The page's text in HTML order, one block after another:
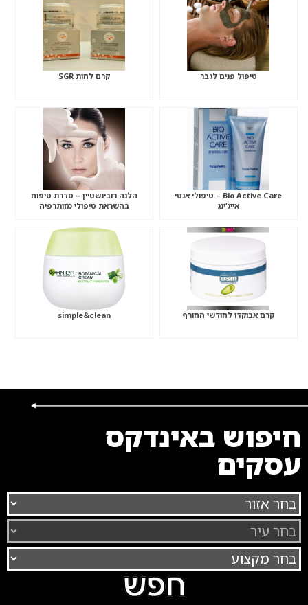
טיפול פנים לגבר קרם לחות SGR
Bio Active Care – טיפולי אנטי
אייג’ינג
הלנה רובינשטיין – סדרת טיפוח
בהשראת טיפולי מזותרפיה
קרם אבוקדו לחודשי החורף simple&clean
חיפוש באינדקס
עסקים